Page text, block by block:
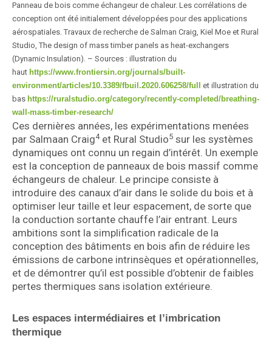
Panneau de bois comme échangeur de chaleur. Les corrélations de
conception ont été initialement développées pour des applications
aérospatiales. Travaux de recherche de Salman Craig, Kiel Moe et Rural
Studio, The design of mass timber panels as heat-exchangers
(Dynamic Insulation). – Sources : illustration du
haut https://www.frontiersin.org/journals/built-
environment/articles/10.3389/fbuil.2020.606258/full
et illustration du
bas https://ruralstudio.org/category/recently-completed/breathing-
wall-mass-timber-research/
Ces dernières années, les expérimentations menées
par Salmaan Craig4et Rural Studio5 sur les systèmes
dynamiques ont connu un regain d’intérêt. Un exemple
est la conception de panneaux de bois massif comme
échangeurs de chaleur. Le principe consiste à
introduire des canaux d’air dans le solide du bois et à
optimiser leur taille et leur espacement, de sorte que
la conduction sortante chauffe l’air entrant. Leurs
ambitions sont la simplification radicale de la
conception des bâtiments en bois afin de réduire les
émissions de carbone intrinsèques et opérationnelles,
et de démontrer qu’il est possible d’obtenir de faibles
pertes thermiques sans isolation extérieure.
Les espaces intermédiaires et l’imbrication
thermique